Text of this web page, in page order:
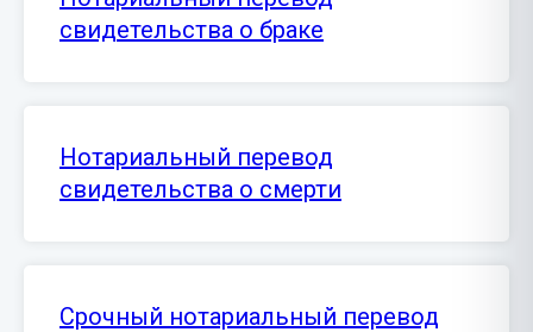
свидетельства о браке
Нотариальный перевод
свидетельства о смерти
Срочный нотариальный перевод